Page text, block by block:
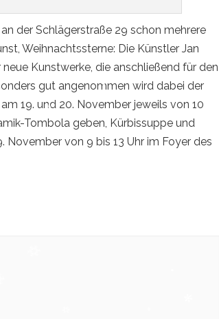
der Schlägerstraße 29 schon mehrere
Weihnachtssterne: Die Künstler Jan
Kunstwerke, die anschließend für den
gut angenommen wird dabei der
19. und 20. November jeweils von 10
Tombola geben, Kürbissuppe und
von 9 bis 13 Uhr im Foyer des